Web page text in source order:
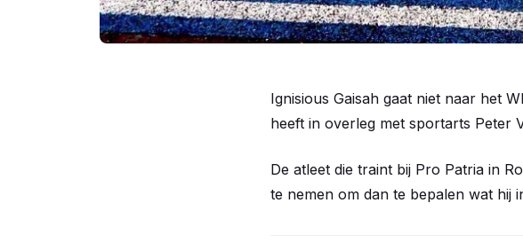
Ignisious Gaisah gaat niet naar het
heeft in overleg met sportarts Peter
De atleet die traint bij Pro Patria in
te nemen om dan te bepalen wat hij